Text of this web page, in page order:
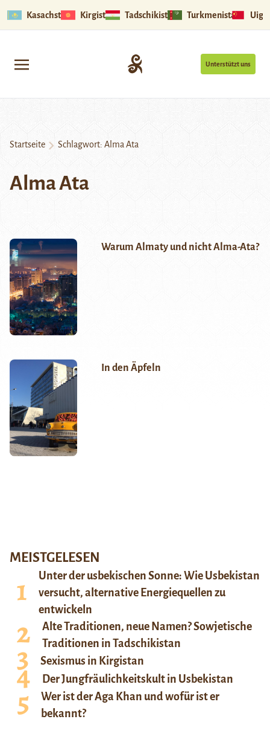
Kasachstan Kirgistan Tadschikistan Turkmenistan
Unterstützt uns
Startseite Schlagwort: Alma Ata
Alma Ata
Warum Almaty und nicht Alma-Ata?
In den Äpfeln
MEISTGELESEN
Unter der usbekischen Sonne: Wie Usbekistan
versucht, alternative Energiequellen zu
entwickeln
Alte Traditionen, neue Namen? Sowjetische
Traditionen in Tadschikistan
Sexismus in Kirgistan
Der Jungfräulichkeitskult in Usbekistan
Wer ist der Aga Khan und wofür ist er
bekannt?